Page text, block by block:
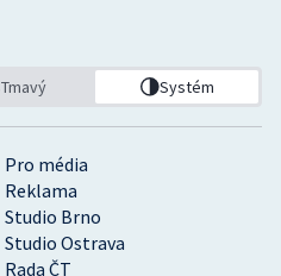
Pro média
Reklama
Studio Brno
Studio Ostrava
Rada ČT
Tmavý Systém